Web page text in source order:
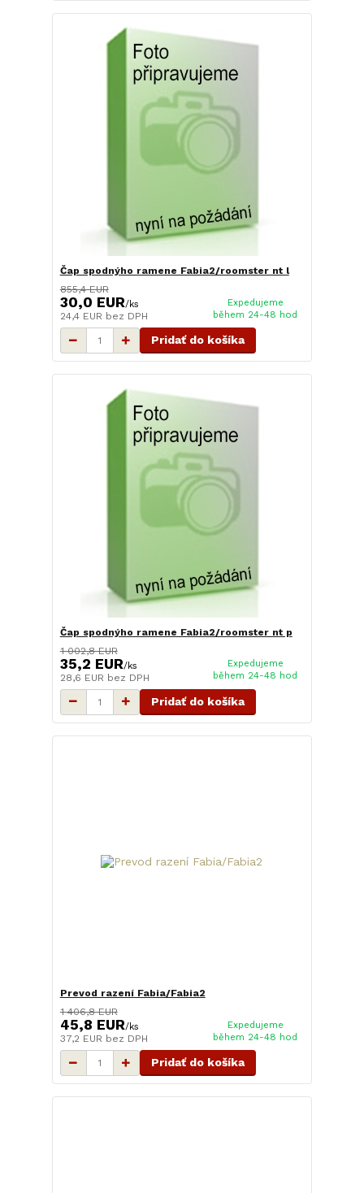
Čap spodnýho ramene Fabia2/roomster nt l
855,4 EUR
30,0 EUR/ks
24,4 EUR bez DPH
Expedujeme
během 24-48 hod
Pridať do košíka
Čap spodnýho ramene Fabia2/roomster nt p
1 002,8 EUR
35,2 EUR/ks
28,6 EUR bez DPH
Expedujeme
během 24-48 hod
Pridať do košíka
Prevod razení Fabia/Fabia2
1 406,8 EUR
45,8 EUR/ks
37,2 EUR bez DPH
Expedujeme
během 24-48 hod
Pridať do košíka